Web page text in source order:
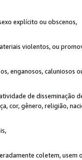
explícito ou obscenos,
violentos, ou
enganosos, caluniosos
de disseminação
cor, gênero, religião,
coletem, usem